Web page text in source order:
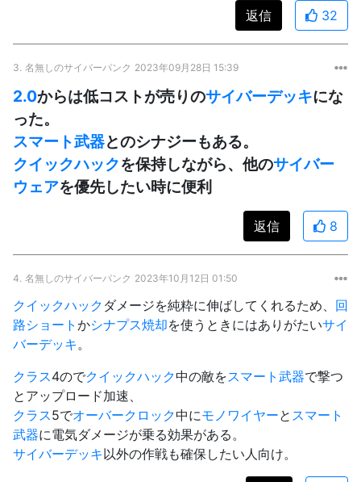
返信 32
3. 名無しのサイバーパンク 2023年09月28日 15:39
2.0からは低コストが売りのサイバーデッキにな
った。
スマート武器とのシナジーもある。
クイックハックを保持しながら、他のサイバー
ウェアを優先したい時に便利
返信 8
4. 名無しのサイバーパンク 2023年10月12日 01:50
クイックハック ダメージを純粋に伸ばしてくれるため、 回
路ショート かシナプス焼却を使うときにはありがたいサイ
バーデッキ 。
クラス4のでクイックハック中の敵をスマート武器で撃つ
とアップロード加速、
クラス5でオーバークロック中にモノワイヤーと スマート
武器に電気ダメージが乗る効果がある。
サイバーデッキ以外の作戦も確保したい人向け。